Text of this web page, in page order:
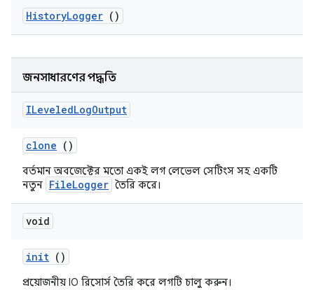
HistoryLogger ()
জনসাধারণের পদ্ধতি
ILeveledLogOutput
clone ()
বর্তমান অবজেক্টের মতো একই লগ লেভেল সেটিংস সহ একটি
নতুন FileLogger তৈরি করে।
void
init ()
প্রয়োজনীয় IO রিসোর্স তৈরি করে লগটি চালু করুন।